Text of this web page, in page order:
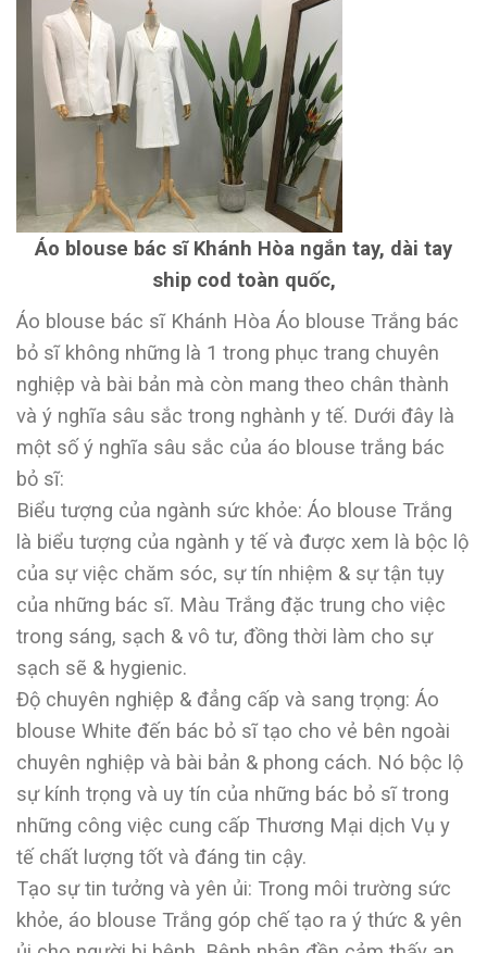
Áo blouse bác sĩ Khánh Hòa ngắn tay, dài tay
ship cod toàn quốc,
Áo blouse bác sĩ Khánh Hòa Áo blouse Trắng bác
bỏ sĩ không những là 1 trong phục trang chuyên
nghiệp và bài bản mà còn mang theo chân thành
và ý nghĩa sâu sắc trong nghành y tế. Dưới đây là
một số ý nghĩa sâu sắc của áo blouse trắng bác
bỏ sĩ:
Biểu tượng của ngành sức khỏe: Áo blouse Trắng
là biểu tượng của ngành y tế và được xem là bộc lộ
của sự việc chăm sóc, sự tín nhiệm & sự tận tụy
của những bác sĩ. Màu Trắng đặc trung cho việc
trong sáng, sạch & vô tư, đồng thời làm cho sự
sạch sẽ & hygienic.
Độ chuyên nghiệp & đẳng cấp và sang trọng: Áo
blouse White đến bác bỏ sĩ tạo cho vẻ bên ngoài
chuyên nghiệp và bài bản & phong cách. Nó bộc lộ
sự kính trọng và uy tín của những bác bỏ sĩ trong
những công việc cung cấp Thương Mại dịch Vụ y
tế chất lượng tốt và đáng tin cậy.
Tạo sự tin tưởng và yên ủi: Trong môi trường sức
khỏe, áo blouse Trắng góp chế tạo ra ý thức & yên